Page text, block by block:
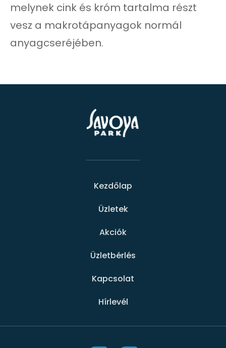
melynek cink és króm tartalma részt
vesz a makrotápanyagok normál
anyagcseréjében.
Kezdőlap
Üzletek
Akciók
Üzletbérlés
Kapcsolat
Hírlevél